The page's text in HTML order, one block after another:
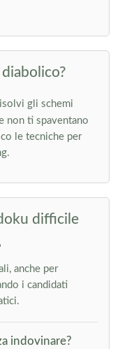
gli schemi
non ti spaventano
le tecniche per
difficile
anche per
i candidati
indovinare?